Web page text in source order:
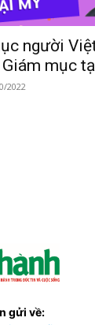
người
mục
2022
gửi về: